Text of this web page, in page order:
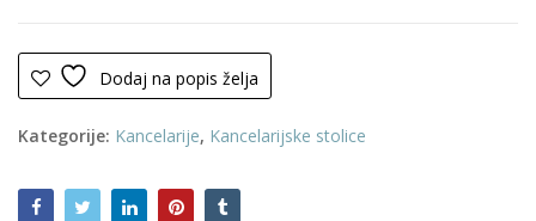
Dodaj na popis želja
Kategorije: Kancelarije, Kancelarijske stolice